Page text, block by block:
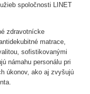
spoločnosti LINET
zdravotnícke
matrace,
sofistikovanými
námahu personálu pri
úkonov, ako aj zvyšujú